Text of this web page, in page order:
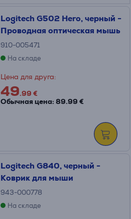
Logitech G502 Hero, черный -
Проводная оптическая мышь
910-005471
На складе
Цена для друга:
49.99 €
Обычная цена: 89.99 €
Logitech G840, черный -
Коврик для мыши
943-000778
На складе